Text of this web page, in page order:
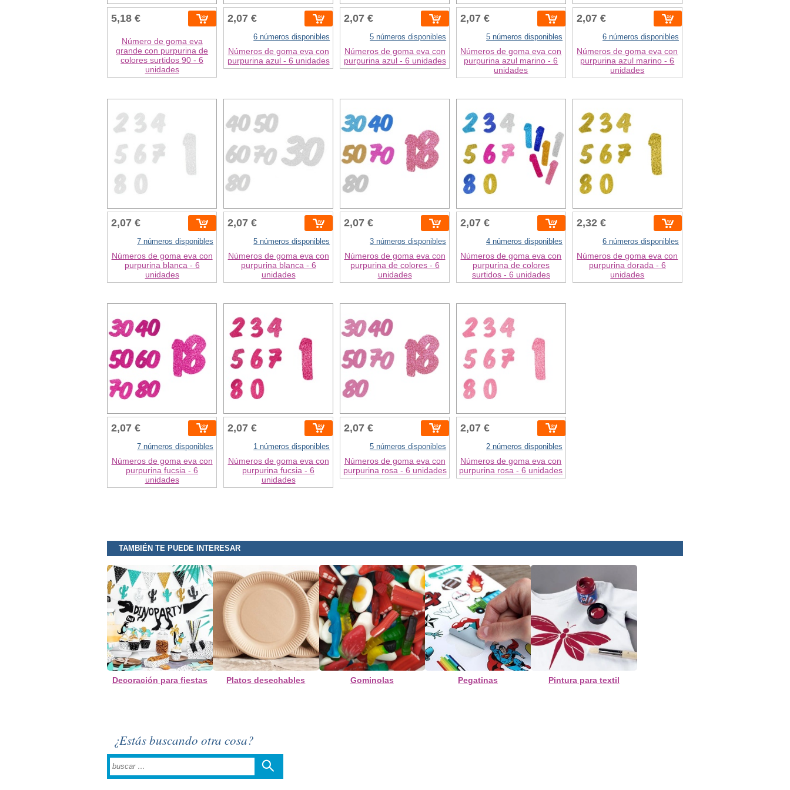
5,18 €
Número de goma eva
grande con purpurina de
colores surtidos 90 - 6
unidades
2,07 €
6 números disponibles
Números de goma eva con
purpurina azul - 6 unidades
2,07 €
5 números disponibles
Números de goma eva con
purpurina azul - 6 unidades
2,07 €
5 números disponibles
Números de goma eva con
purpurina azul marino - 6
unidades
2,07 €
6 números disponibles
Números de goma eva con
purpurina azul marino - 6
unidades
2,07 €
7 números disponibles
Números de goma eva con
purpurina blanca - 6
unidades
2,07 €
5 números disponibles
Números de goma eva con
purpurina blanca - 6
unidades
2,07 €
3 números disponibles
Números de goma eva con
purpurina de colores - 6
unidades
2,07 €
4 números disponibles
Números de goma eva con
purpurina de colores
surtidos - 6 unidades
2,32 €
6 números disponibles
Números de goma eva con
purpurina dorada - 6
unidades
2,07 €
7 números disponibles
Números de goma eva con
purpurina fucsia - 6
unidades
2,07 €
1 números disponibles
Números de goma eva con
purpurina fucsia - 6
unidades
2,07 €
5 números disponibles
Números de goma eva con
purpurina rosa - 6 unidades
2,07 €
2 números disponibles
Números de goma eva con
purpurina rosa - 6 unidades
TAMBIÉN TE PUEDE INTERESAR
Decoración para fiestas Platos desechables Gominolas Pegatinas Pintura para textil
¿Estás buscando otra cosa?